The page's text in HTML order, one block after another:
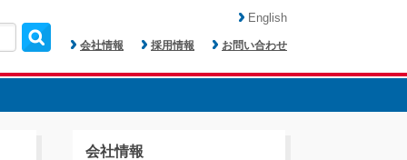
会社情報 採用情報 お問い合わせ
English
会社情報